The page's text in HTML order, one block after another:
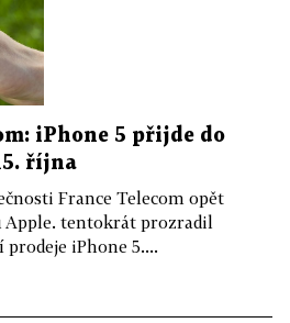
iPhone 5 přijde do
října
France Telecom opět
Apple. tentokrát prozradil
iPhone 5....